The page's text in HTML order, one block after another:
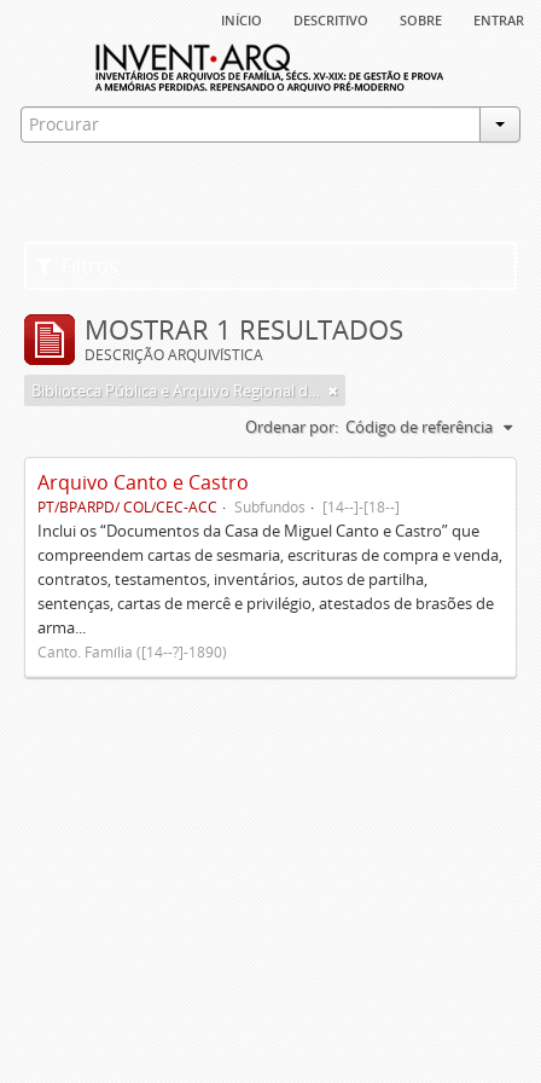
início descritivo sobre entrar
MOSTRAR 1 RESULTADOS
DESCRIÇÃO ARQUIVÍSTICA
Biblioteca Pública e Arquivo Regional de Ponta Delgada
Ordenar por: Código de referência
Arquivo Canto e Castro
PT/BPARPD/ COL/CEC-ACC Subfundos [14--]-[18--]
Inclui os “Documentos da Casa de Miguel Canto e Castro” que
compreendem cartas de sesmaria, escrituras de compra e venda,
contratos, testamentos, inventários, autos de partilha,
sentenças, cartas de mercê e privilégio, atestados de brasões de
arma...
Canto. Família ([14--?]-1890)